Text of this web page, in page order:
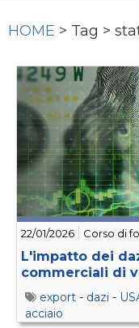
HOME > Tag >
22/01/2026 Corso di
L'impatto dei
commerciali di
export - dazi -
acciaio